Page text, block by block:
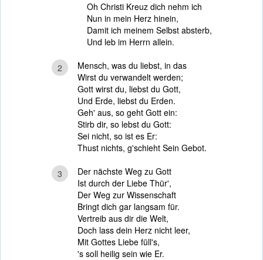
Oh Christi Kreuz dich nehm ich
Nun in mein Herz hinein,
Damit ich meinem Selbst absterb,
Und leb im Herrn allein.
2
Mensch, was du liebst, in das
Wirst du verwandelt werden;
Gott wirst du, liebst du Gott,
Und Erde, liebst du Erden.
Geh' aus, so geht Gott ein:
Stirb dir, so lebst du Gott:
Sei nicht, so ist es Er:
Thust nichts, g'schieht Sein Gebot.
3
Der nächste Weg zu Gott
Ist durch der Liebe Thür',
Der Weg zur Wissenschaft
Bringt dich gar langsam für.
Vertreib aus dir die Welt,
Doch lass dein Herz nicht leer,
Mit Gottes Liebe füll's,
's soll heilig sein wie Er.